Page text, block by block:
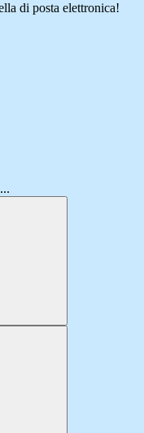
di posta elettronica!